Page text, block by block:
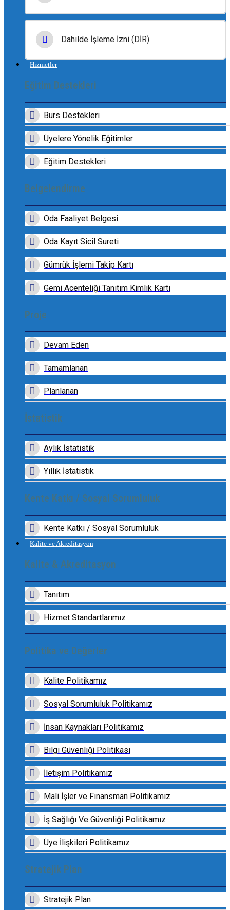
Dahilde İşleme İzni (DİR)
Hizmetler
Eğitim Destekleri
Burs Destekleri
Üyelere Yönelik Eğitimler
Eğitim Destekleri
Belgelendirme
Oda Faaliyet Belgesi
Oda Kayıt Sicil Sureti
Gümrük İşlemi Takip Kartı
Gemi Acenteliği Tanıtım Kimlik Kartı
Proje
Devam Eden
Tamamlanan
Planlanan
İstatistik
Aylık İstatistik
Yıllık İstatistik
Kente Katkı / Sosyal Sorumluluk
Kente Katkı / Sosyal Sorumluluk
Kalite ve Akreditasyon
Kalite & Akreditasyon
Tanıtım
Hizmet Standartlarımız
Politika ve Değerler
Kalite Politikamız
Sosyal Sorumluluk Politikamız
İnsan Kaynakları Politikamız
Bilgi Güvenliği Politikası
İletişim Politikamız
Mali İşler ve Finansman Politikamız
İş Sağlığı Ve Güvenliği Politikamız
Üye İlişkileri Politikamız
Stratejik Plan
Stratejik Plan